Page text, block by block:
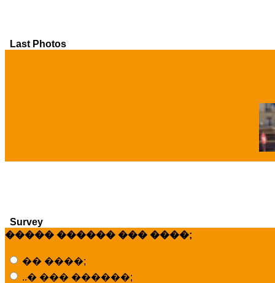
Last Photos
Survey
����� ������ ��� ����;
�� ����;
..� ��� ������;